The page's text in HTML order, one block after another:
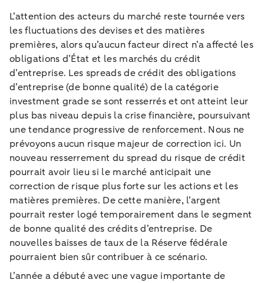
L’attention des acteurs du marché reste tournée vers
les fluctuations des devises et des matières
premières, alors qu’aucun facteur direct n’a affecté les
obligations d’État et les marchés du crédit
d’entreprise. Les spreads de crédit des obligations
d’entreprise (de bonne qualité) de la catégorie
investment grade se sont resserrés et ont atteint leur
plus bas niveau depuis la crise financière, poursuivant
une tendance progressive de renforcement. Nous ne
prévoyons aucun risque majeur de correction ici. Un
nouveau resserrement du spread du risque de crédit
pourrait avoir lieu si le marché anticipait une
correction de risque plus forte sur les actions et les
matières premières. De cette manière, l’argent
pourrait rester logé temporairement dans le segment
de bonne qualité des crédits d’entreprise. De
nouvelles baisses de taux de la Réserve fédérale
pourraient bien sûr contribuer à ce scénario.
L’année a débuté avec une vague importante de